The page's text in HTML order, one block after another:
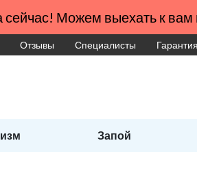
Можем выехать к
Отзывы Специалисты Гарантия
Запой